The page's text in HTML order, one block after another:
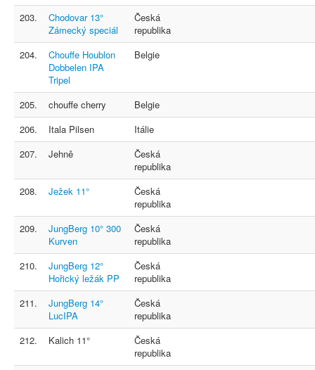
203.
Chodovar 13°
Zámecký speciál
Česká
republika
204.
Chouffe Houblon
Dobbelen IPA
Tripel
Belgie
205. chouffe cherry
Belgie
206.
Itala Pilsen
Itálie
207.
Jehně
Česká
republika
208.
Ježek 11°
Česká
republika
209.
JungBerg 10° 300
Kurven
Česká
republika
210.
JungBerg 12°
Hořický ležák PP
Česká
republika
211.
JungBerg 14°
LucIPA
Česká
republika
212.
Kalich 11°
Česká
republika